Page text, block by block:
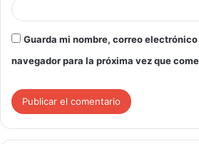
Guarda mi nombre, correo
navegador para la próxima vez que